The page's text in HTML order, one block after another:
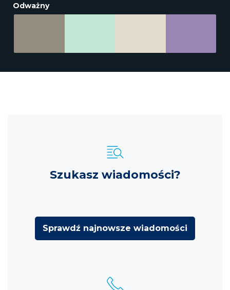
Odważny
Szukasz wiadomości?
Sprawdź najnowsze wiadomości